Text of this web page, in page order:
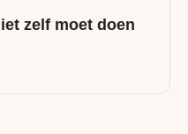
zelf moet doen